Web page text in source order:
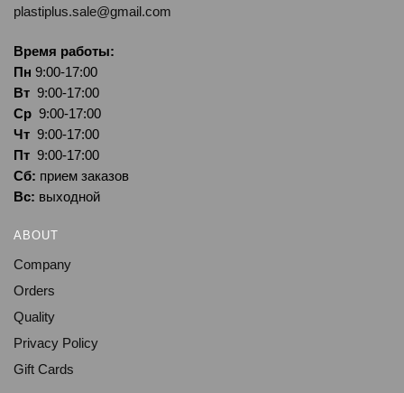
plastiplus.sale@gmail.com
Время работы:
Пн 9:00-17:00
Вт 9:00-17:00
Ср 9:00-17:00
Чт 9:00-17:00
Пт 9:00-17:00
Сб: прием заказов
Вс: выходной
ABOUT
Company
Orders
Quality
Privacy Policy
Gift Cards